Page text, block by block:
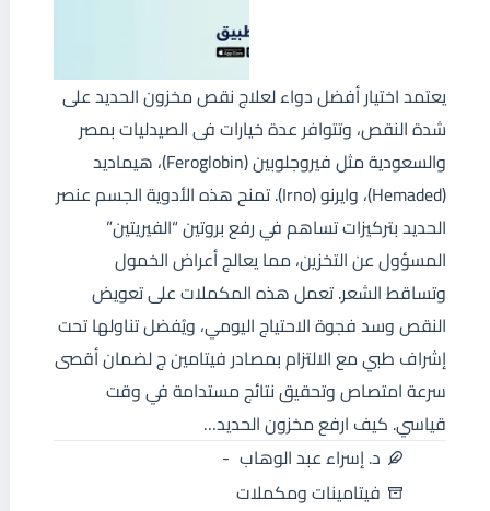
يعتمد اختيار أفضل دواء لعلاج نقص مخزون الحديد على
شدة النقص، وتتوافر عدة خيارات فى الصيدليات بمصر
والسعودية مثل فيروجلوبين (Feroglobin)، هيماديد
(Hemaded)، وايرنو (Irno). تمنح هذه الأدوية الجسم عنصر
الحديد بتركيزات تساهم في رفع بروتين “الفيريتين”
المسؤول عن التخزين، مما يعالج أعراض الخمول
وتساقط الشعر. تعمل هذه المكملات على تعويض
النقص وسد فجوة الاحتياج اليومي، ويُفضل تناولها تحت
إشراف طبي مع الالتزام بمصادر فيتامين ج لضمان أقصى
سرعة امتصاص وتحقيق نتائج مستدامة في وقت
قياسي. كيف ارفع مخزون الحديد…
د. إسراء عبد الوهاب
فيتامينات ومكملات